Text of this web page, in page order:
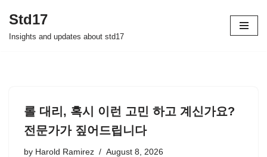
Skip
Std17
Insights and updates about std17
롤 대리, 혹시 이런 고민 하고 계신가요?
전문가가 짚어드립니다
by Harold Ramirez August 8, 2026